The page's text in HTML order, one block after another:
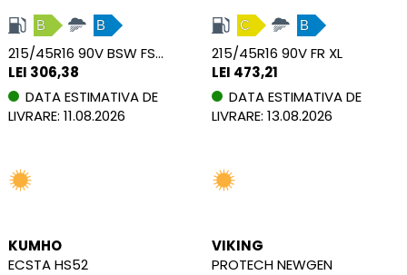
B B
215/45R16 90V BSW FSL XL
LEI 306,38
DATA ESTIMATIVA DE
LIVRARE: 11.08.2026
C B
215/45R16 90V FR XL
LEI 473,21
DATA ESTIMATIVA DE
LIVRARE: 13.08.2026
KUMHO
ECSTA HS52
VIKING
PROTECH NEWGEN